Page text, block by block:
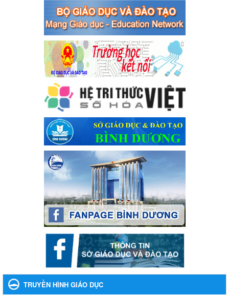
phạm, vi phạm pháp luật liên quan đến hoạt động tổ chức đánh
bạc và đánh bạc
Ngày ban hành: 04/03/2024
Kế hoạch Tổ chức Hội trại truyền thống học sinh thị xã Bến
Cát Lần thứ VIII, năm học 2023-2024
Kế hoạch Tổ chức Hội trại truyền thống học sinh thị xã Bến Cát
Lần thứ VIII, năm học 2023-2024
Ngày ban hành: 28/12/2023
Phối hợp rà soát nhu cầu tiêm vắc xin phòng Covid 19
Phối hợp rà soát nhu cầu tiêm vắc xin phòng Covid 19
Ngày ban hành: 22/11/2023
Phát động, triển khai Cuộc thi " An toàn giao thông cho nụ
cười ngày mai" dành cho học sinh và giáo viên trung học
năm học 2023-2024
Phát động, triển khai Cuộc thi " An toàn giao thông cho nụ cười
ngày mai" dành cho học sinh và giáo viên trung học năm học
Ngày ban hành: 22/11/2023
Nhắc nhỡ thực hiện thanh toán không dùng tiền mặt các
khoản thu trong nhà trường năm học 2023-2024 và các năm
Nhắc nhỡ thực hiện thanh toán không dùng tiền mặt các khoản
thu trong nhà trường năm học 2023-2024 và các năm tiếp theo
Ngày ban hành: 27/09/2023
TRUYỀN HÌNH GIÁO DỤC